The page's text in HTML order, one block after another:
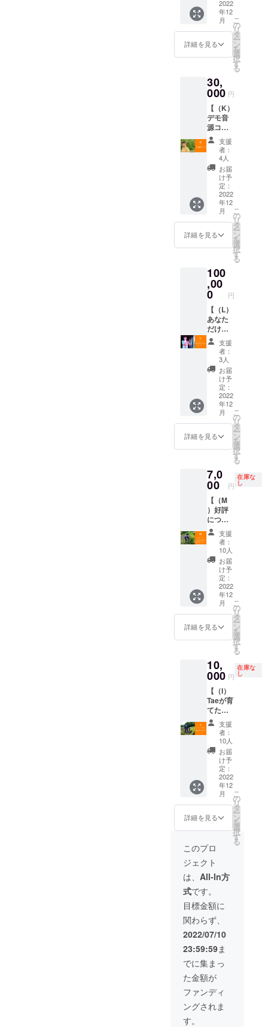
イズを
ご記載
くださ
※イラス
トを描
に関し
まして
ご指定
はでき
かねま
すので
ご了承
くださ
い。 ※
イラス
トのデ
ザイン
はTaeの
お任せ
になり
で、昆
虫の指
は出来
かねま
す。予
めご了
承くだ
さい。
※梱包費
用＆送
料込
み。 ※
アルバ
ムは一
般発売
価格
2,200円
（税
込）で
他の商
品もご
ただい
ている
場合
は、同
封でお
送りさ
せてい
ただき
ます。
ただい
ている
場合
封でお
送りさ
ます。
バムの
クレ
ジット
へお名
前記載
※梱包費
み。 ※
公序良
俗に反
するな
ど著し
く不誠
実な内
容はお
断り致
しま
す。 ※
梱包費
用＆送
料込
み。 ※
ムは一
般発売
（税
込）で
す。 ※
他の商
品もご
購入い
ただい
ている
場合
は、同
封でお
送りさ
せてい
ただき
ます。
ス！ ク
ワガタ
のクッ
キーと
オリジ
可愛ら
しいリ
ラック
スした
ひと時
を♪ ▼
リター
ン内容
・Taeか
ら御礼
メール
・ミニ
アルバ
ムの送
付 ・ク
ワガタ
クッ
コー
ヒーの
詰め合
わせ ▼
クッ
キーに
ついて
名称：
焼き菓
子、ド
リップ
コー
ヒー 賞
味期
限：製
造日か
ら60日
（2ヶ
温（直
射日光
さけ
る） 原
材料：
小麦
粉、
卵、乳
製品
他 内容
量：約
400グラ
包費用
＆送料
※アルバ
ムは一
2,200円
（税
込）で
す。 ※
他の商
品もご
購入い
ただい
ている
場合
は、同
封でお
送りさ
せてい
ただき
フレー
ズを、
ご希望
のお名
前（読
みで
５〜１
程度）
にてTae
が歌い
ます！
世界に
一つだ
けの音
源です♪
▼リ
ターン
内容 ・
Taeから
御礼
メール
・ミニ
アルバ
ムの送
【お願
い】 ・
歌って
欲しい
お名前
を備考
欄に記
載くだ
さい。
（敬称
含めて
10文字
程度）
・敬称
のご希
望もご
記入く
ださ
※敬称と
は：人
名や官
職名な
どのあ
とに添
えて、
または
単独に
用い
て、そ
の人に
対する
敬意を
表わす
語。
「殿」
ん」
「く
ん」な
どの
類。 ※
公序良
俗に反
するな
ど著し
く不誠
実な内
容はお
断り致
しま
す。 ※
データ
はメー
お送り
致しま
す。
（デー
式：
mp3）
※この楽
曲に関
する権
利はTae
に属
し、リ
リース
などは
できま
せん。
※梱包費
2022
年12
月
詳細を見る
こ
の
リ
タ
ー
ン
を
選
択
す
る
30,
000 円
【（K）
デモ音
源コー
ス！】
アレン
ジ前の
Taeから
初めて
生まれ
たデモ
音源を
データ
でお送
りいた
しま
す！ デ
ため音
質等は
荒いの
です
が、 曲
が誕生
した瞬
間のエ
ネル
ギーを
ぜひ皆
様と
シェア
したい
です。
アレン
ジ後の
完成音
源と聴
き比べ
しんで
頂ける
と思い
ます！
とても
お恥ず
かしい
です
が・・
・ ぜひ
お楽し
みくだ
さい！
▼リ
ターン
内容 ・
Taeから
アルバ
ムの送
付 ・デ
モ音源
をデー
タで送
付 ※デ
モ音源
データ
はメー
ルにて
お送り
致しま
す。
（デー
タ形
式：
※ミニア
ルバム
のデモ
曲とな
す。
※Taeが
数曲選
出し、
お送り
頂きま
す。曲
の指定
は出来
かねま
すので
予めご
支援
者：
4人
お届
け予
定：
2022
年12
月
詳細を見る
こ
の
リ
タ
ー
ン
を
選
択
す
る
100
,00
0 円
【（L）
あなた
だけの
オンラ
イン・
アコー
ス
ティッ
クライ
ブコー
ス！】
Taeがあ
なたの
ためだ
けに、
アコー
ティッ
クオン
ライン
ライブ
を開催
いたし
ます！
ライブ
の時間
は新曲
含む約
30分あ
なたの
ためだ
けに歌
唱させ
て頂き
アーカ
イブも
ご用意
いたし
ますの
で、ぜ
ひ何度
でも見
返して
楽しん
でくだ
さい！
▼リ
ターン
内容 ・
Taeから
御礼
アルバ
付 ・あ
なたに
だけオ
ンライ
ンライ
ブ
（アー
カイブ
※専用
URLを
お送り
いたし
ます。
※第三者
へのオ
支援
者：
3人
お届
け予
定：
2022
年12
月
詳細を見る
こ
の
リ
タ
ー
ン
を
選
択
す
る
7,0
00 円
在庫な
し
【（M
）好評
につ
き！Tae
が育て
た丸森
産のTae
米５キ
ロコー
ス！】
ご好評
につ
き！ 数
量です
が追加
でお出
しま
す！
Taeが丸
森で育
てたお
米「Tae
米（ま
い）」
を5キロ
をお送
りいた
しま
す！ ぜ
ひ美味
しく食
べてく
ださ
ン内容
・Taeか
ら御礼
メール
・ミニ
アルバ
ムの送
付 ・
Tae米5
キロの
送付 ▼
お米に
ついて
名称：
コシヒ
カリ サ
イズ：
80サイ
支援
者：
10人
お届
け予
定：
2022
年12
月
詳細を見る
こ
の
リ
タ
ー
ン
を
選
択
す
る
10,
000 円
在庫な
し
【（I）
Taeが育
てた丸
森産の
Tae米
10キロ
コー
ス！】
限定：
10名ま
が丸森
で育て
たお米
「Tae米
（ま
い）」
を10キ
ロをお
送りい
たしま
す！ ぜ
ひ美味
しく食
べてく
ださ
い！ ▼
リター
ン内容
・Taeか
ら御礼
メール
・ミニ
アルバ
支援
者：
10人
お届
け予
定：
2022
年12
月
詳細を見る
こ
の
リ
タ
ー
ン
を
選
択
す
る
このプロ
ジェクト
は、 All-In方
式です。
目標金額に
関わらず、
2022/07/10
23:59:59ま
でに集まっ
た金額が
ファンディ
ングされま
す。